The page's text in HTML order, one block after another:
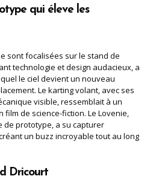
qui éleve les
sont focalisées sur le stand de
technologie et design audacieux, a
le ciel devient un nouveau
Le karting volant, avec ses
visible, ressemblait à un
film de science-fiction. Le Lovenie,
de prototype, a su capturer
un buzz incroyable tout au long
Dricourt